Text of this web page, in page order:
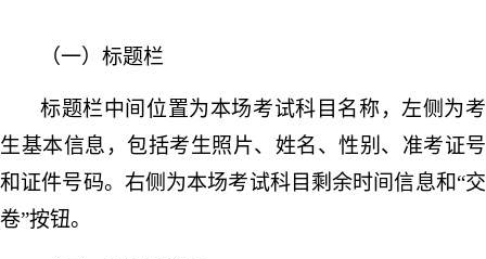
（一）标题栏
标题栏中间位置为本场考试科目名称，左侧为考
生基本信息，包括考生照片、姓名、性别、准考证号
和证件号码。右侧为本场考试科目剩余时间信息和“交
卷”按钮。